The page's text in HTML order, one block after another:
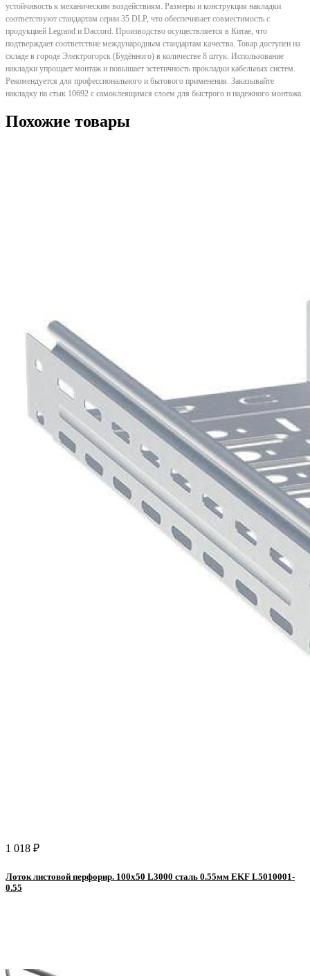
устойчивость к механическим воздействиям. Размеры и конструкция накладки
соответствуют стандартам серии 35 DLP, что обеспечивает совместимость с
продукцией Legrand и Daccord. Производство осуществляется в Китае, что
подтверждает соответствие международным стандартам качества. Товар доступен на
складе в городе Электрогорск (Будённого) в количестве 8 штук. Использование
накладки упрощает монтаж и повышает эстетичность прокладки кабельных систем.
Рекомендуется для профессионального и бытового применения. Заказывайте
накладку на стык 10692 с самоклеящимся слоем для быстрого и надежного монтажа.
Похожие товары
1 018 ₽
Лоток листовой перфорир. 100х50 L3000 сталь 0.55мм EKF L5010001-
0.55